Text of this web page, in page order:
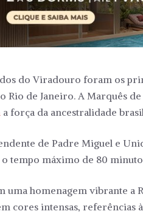
do Viradouro foram os
Rio de Janeiro. A Marquês
a força da ancestralidade
de Padre Miguel e
tempo máximo de 80
homenagem vibrante a
cores intensas, referências